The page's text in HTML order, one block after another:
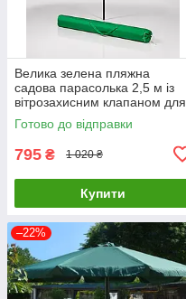
Велика зелена пляжна
садова парасолька 2,5 м із
вітрозахисним клапаном для
пляжу, саду та дачі/
Сонцезахисна однотонна
Готово до відправки
795 ₴ 1 020 ₴
Купити
–22%